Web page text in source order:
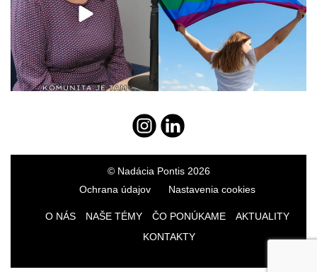
© Nadácia Pontis 2026
Ochrana údajov
Nastavenia cookies
O NÁS NAŠE TÉMY ČO PONÚKAME
AKTUALITY
KONTAKTY